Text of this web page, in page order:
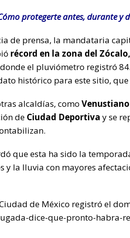
protegerte antes, durante y
de prensa, la mandataria
récord en la zona del
el pluviómetro registró
histórico para este sitio,
alcaldías, como
de Ciudad Deportiva y se
que esta ha sido la
y la lluvia con mayores